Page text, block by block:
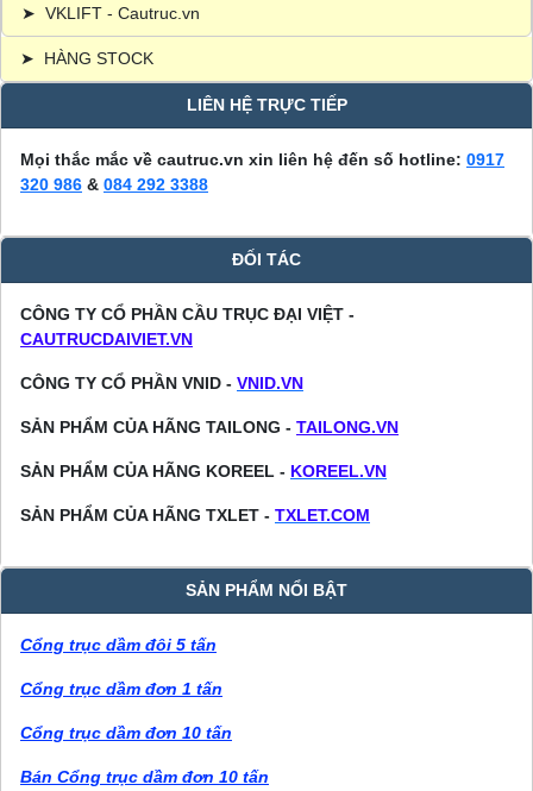
➤ VKLIFT - Cautruc.vn
➤ HÀNG STOCK
LIÊN HỆ TRỰC TIẾP
Mọi thắc mắc về cautruc.vn xin liên hệ đến số hotline: 0917
320 986 & 084 292 3388
ĐỐI TÁC
CÔNG TY CỔ PHẦN CẦU TRỤC ĐẠI VIỆT -
CAUTRUCDAIVIET.VN
CÔNG TY CỔ PHẦN VNID - VNID.VN
SẢN PHẨM CỦA HÃNG TAILONG - TAILONG.VN
SẢN PHẨM CỦA HÃNG KOREEL - KOREEL.VN
SẢN PHẨM CỦA HÃNG TXLET - TXLET.COM
SẢN PHẨM NỔI BẬT
Cổng trục dầm đôi 5 tấn
Cổng trục dầm đơn 1 tấn
Cổng trục dầm đơn 10 tấn
Bán Cổng trục dầm đơn 10 tấn